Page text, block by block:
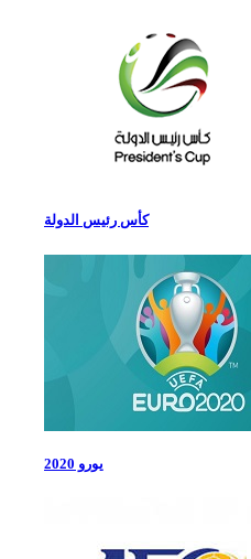
كأس رئيس الدولة
يورو 2020